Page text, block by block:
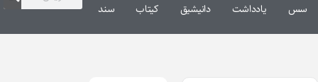
سس یادداشت دانیشیق کیتاب سند